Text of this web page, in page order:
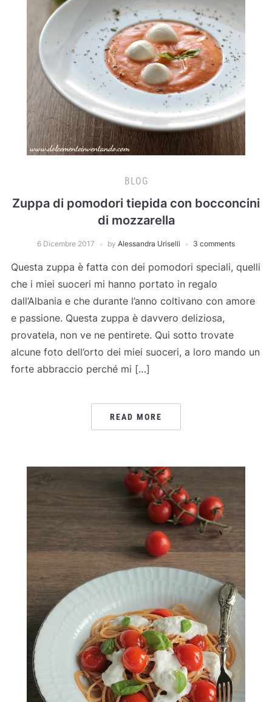
BLOG
Zuppa di pomodori tiepida con bocconcini
di mozzarella
6 Dicembre 2017 by Alessandra Uriselli 3 comments
Questa zuppa è fatta con dei pomodori speciali, quelli
che i miei suoceri mi hanno portato in regalo
dall’Albania e che durante l’anno coltivano con amore
e passione. Questa zuppa è davvero deliziosa,
provatela, non ve ne pentirete. Qui sotto trovate
alcune foto dell’orto dei miei suoceri, a loro mando un
forte abbraccio perché mi […]
READ MORE